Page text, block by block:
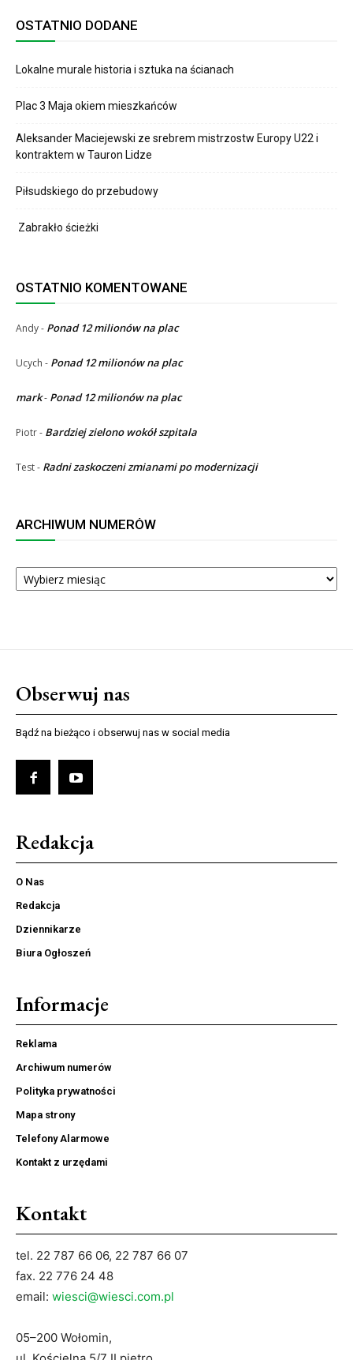
OSTATNIO DODANE
Lokalne murale historia i sztuka na ścianach
Plac 3 Maja okiem mieszkańców
Aleksander Maciejewski ze srebrem mistrzostw Europy U22 i
kontraktem w Tauron Lidze
Piłsudskiego do przebudowy
Zabrakło ścieżki
OSTATNIO KOMENTOWANE
Andy- Ponad 12 milionów na plac
Ucych - Ponad 12 milionów na plac
mark- Ponad 12 milionów na plac
Piotr- Bardziej zielono wokół szpitala
Test- Radni zaskoczeni zmianami po modernizacji
ARCHIWUM NUMERÓW
ARCHIWUM
NUMERÓW
Obserwuj nas
Bądź na bieżąco i obserwuj nas w social media
Redakcja
O Nas
Redakcja
Dziennikarze
Biura Ogłoszeń
Informacje
Reklama
Archiwum numerów
Polityka prywatności
Mapa strony
Telefony Alarmowe
Kontakt z urzędami
Kontakt
tel. 22 787 66 06, 22 787 66 07
fax. 22 776 24 48
email: wiesci@wiesci.com.pl
05–200 Wołomin,